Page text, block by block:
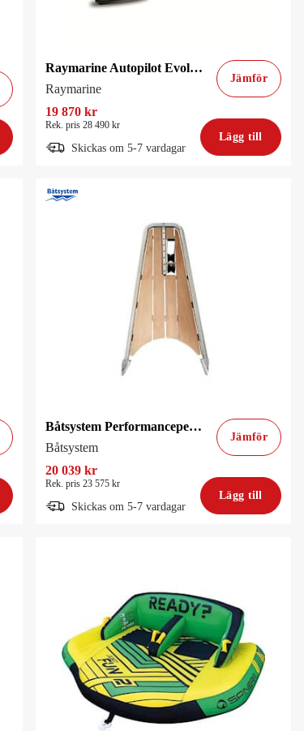
Raymarine Autopilot Evolution Wheel P70
Raymarine
Jämför
19 870 kr
Rek. pris 28 490 kr
Skickas om 5-7 vardagar
Lägg till
Båtsystem Performancepeke Pb120
Båtsystem
Jämför
20 039 kr
Rek. pris 23 575 kr
Skickas om 5-7 vardagar
Lägg till